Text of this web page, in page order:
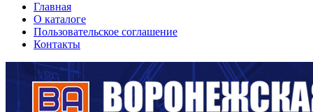
Главная
О каталоге
Пользовательское соглашение
Контакты